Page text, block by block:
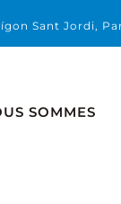
Sant Jordi,
SOMMES